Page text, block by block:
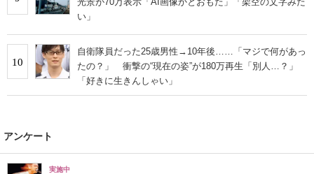
い」
10
自衛隊員だった25歳男性→10年後……「マジで何があっ
たの？」 衝撃の“現在の姿”が180万再生「別人…？」
「好きに生きんしゃい」
アンケート
実施中